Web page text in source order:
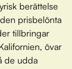
berättelse
prisbelönta
tillbringar
övar
de udda